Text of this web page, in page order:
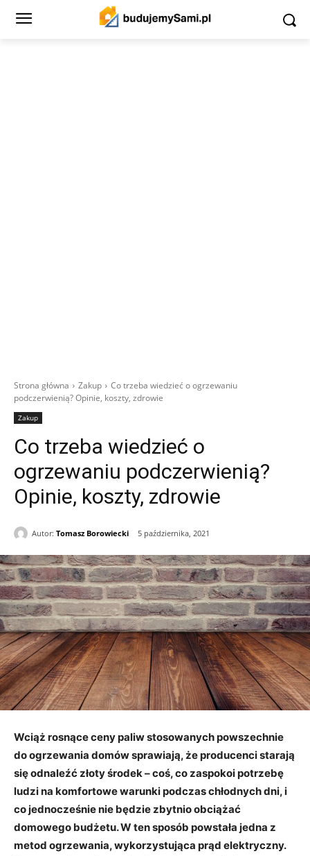
Strona główna Zakup
Co trzeba wiedzieć o ogrzewaniu
podczerwienią? Opinie, koszty, zdrowie
Zakup
Co trzeba wiedzieć o
ogrzewaniu podczerwienią?
Opinie, koszty, zdrowie
Autor: Tomasz Borowiecki 5 października, 2021
Wciąż rosnące ceny paliw stosowanych powszechnie
do ogrzewania domów sprawiają, że producenci starają
się odnaleźć złoty środek – coś, co zaspokoi potrzebę
ludzi na komfortowe warunki podczas chłodnych dni, i
co jednocześnie nie będzie zbytnio obciążać
domowego budżetu. W ten sposób powstała jedna z
metod ogrzewania, wykorzystująca prąd elektryczny.